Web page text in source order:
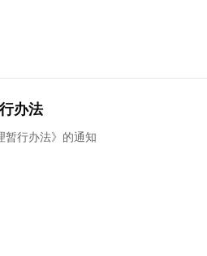
办法
暂行办法》的通知